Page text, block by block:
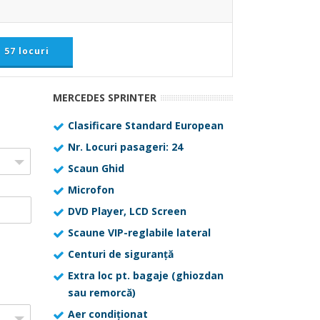
57 locuri
MERCEDES SPRINTER
Clasificare Standard European
Nr. Locuri pasageri: 24
Scaun Ghid
Microfon
DVD Player, LCD Screen
Scaune VIP-reglabile lateral
Centuri de siguranță
Extra loc pt. bagaje (ghiozdan
sau remorcă)
Aer condiționat